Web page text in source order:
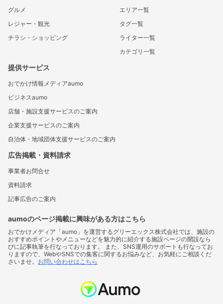
グルメ
レジャー・観光
チラシ・ショッピング
エリア一覧
タグ一覧
ライター一覧
カテゴリ一覧
提供サービス
おでかけ情報メディアaumo
ビジネスaumo
店舗・施設支援サービスのご案内
企業支援サービスのご案内
自治体・地域団体支援サービスのご案内
広告掲載・資料請求
事業者お問合せ
資料請求
記事広告のご案内
aumoのページ掲載に興味がある方はこちら
おでかけメディア「aumo」を運営するグリーエックス株式会社では、施設の
おすすめポイントやメニューなどを魅力的に紹介する施設ページの開設なら
びに記事執筆を行なっております。 また、SNS運用のサポートも行なってお
りますので、WebやSNSでの集客に関するお悩みなど、お気軽にご相談くだ
さいませ。 お問い合わせはこちら